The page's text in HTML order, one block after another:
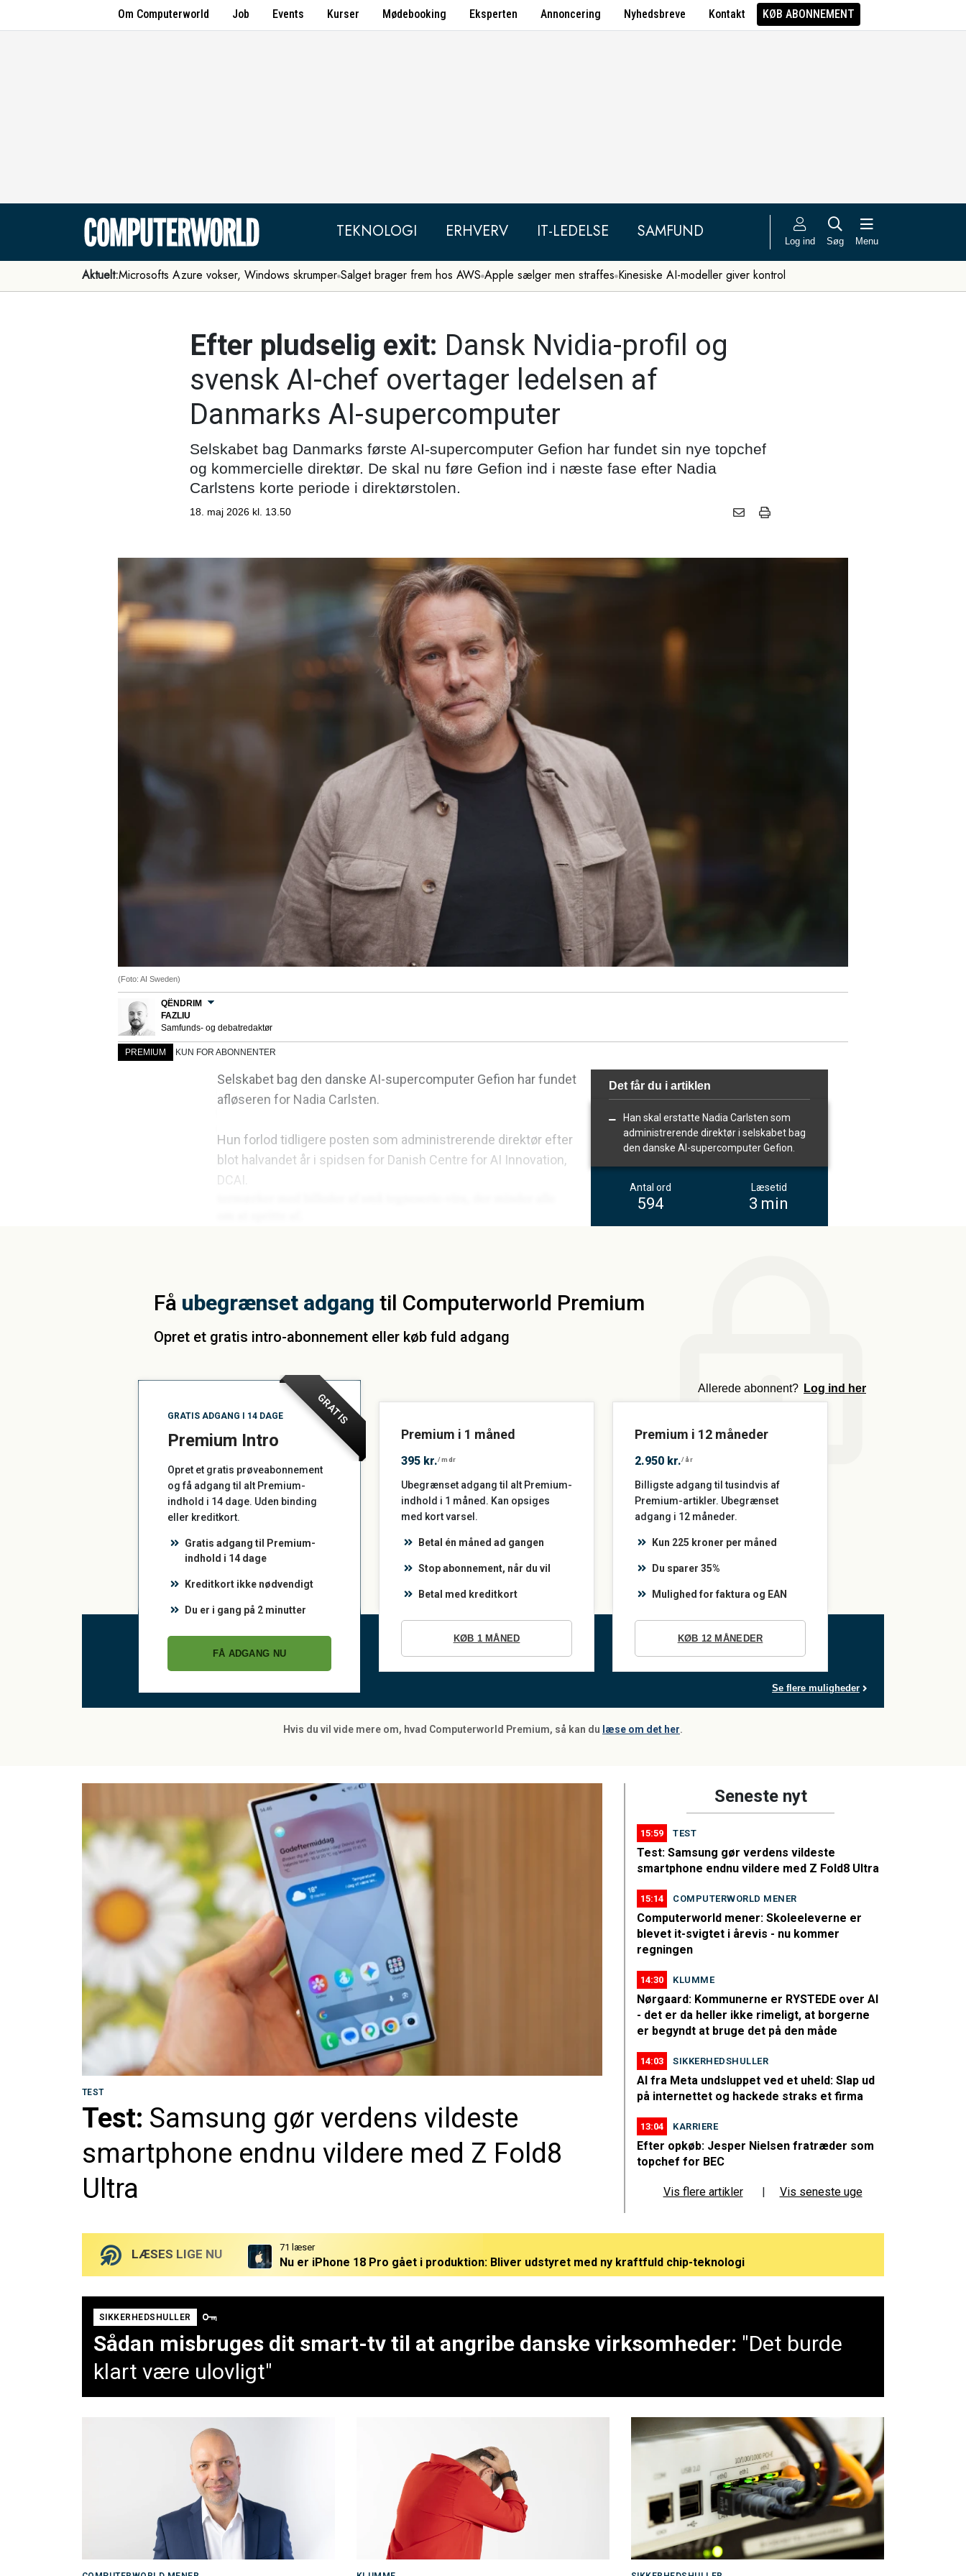
Om Computerworld Job Events Kurser Mødebooking Eksperten Annoncering Nyhedsbreve Kontakt KØB ABONNEMENT
TEKNOLOGI ERHVERV IT-LEDELSE SAMFUND Log ind Søg Menu
Aktuelt:Microsofts Azure vokser, Windows skrumper Salget brager frem hos AWS Apple sælger men straffes Kinesiske AI-modeller giver kontrol
Efter pludselig exit: Dansk Nvidia-profil og
svensk AI-chef overtager ledelsen af
Danmarks AI-supercomputer
Selskabet bag Danmarks første AI-supercomputer Gefion har fundet sin nye topchef
og kommercielle direktør. De skal nu føre Gefion ind i næste fase efter Nadia
Carlstens korte periode i direktørstolen.
18. maj 2026 kl. 13.50
(Foto: AI Sweden)
QËNDRIM
FAZLIU
Samfunds- og debatredaktør
PREMIUM KUN FOR ABONNENTER
Det får du i artiklen
Han skal erstatte Nadia Carlsten som
administrerende direktør i selskabet bag
den danske AI-supercomputer Gefion.
Antal ord
594
Læsetid
3 min
Selskabet bag den danske AI-supercomputer Gefion har fundet
afløseren for Nadia Carlsten.
Hun forlod tidligere posten som administrerende direktør efter
blot halvandet år i spidsen for Danish Centre for AI Innovation,
DCAI.
Få ubegrænset adgang til Computerworld Premium
Opret et gratis intro-abonnement eller køb fuld adgang
Allerede abonnent? Log ind her
GRATIS
GRATIS ADGANG I 14 DAGE
Premium Intro
Opret et gratis prøveabonnement
og få adgang til alt Premium-
indhold i 14 dage. Uden binding
eller kreditkort.
Gratis adgang til Premium-
indhold i 14 dage
Kreditkort ikke nødvendigt
Du er i gang på 2 minutter
FÅ ADGANG NU
Premium i 1 måned
395 kr./mdr
Ubegrænset adgang til alt Premium-
indhold i 1 måned. Kan opsiges
med kort varsel.
Betal én måned ad gangen
Stop abonnement, når du vil
Betal med kreditkort
KØB 1 MÅNED
Premium i 12 måneder
2.950 kr./år
Billigste adgang til tusindvis af
Premium-artikler. Ubegrænset
adgang i 12 måneder.
Kun 225 kroner per måned
Du sparer 35%
Mulighed for faktura og EAN
KØB 12 MÅNEDER
Se flere muligheder
Hvis du vil vide mere om, hvad Computerworld Premium, så kan du læse om det her.
TEST
Test: Samsung gør verdens vildeste
smartphone endnu vildere med Z Fold8
Ultra
Seneste nyt
15:59 TEST
Test: Samsung gør verdens vildeste
smartphone endnu vildere med Z Fold8 Ultra
15:14 COMPUTERWORLD MENER
Computerworld mener: Skoleeleverne er
blevet it-svigtet i årevis - nu kommer
regningen
14:30 KLUMME
Nørgaard: Kommunerne er RYSTEDE over AI
- det er da heller ikke rimeligt, at borgerne
er begyndt at bruge det på den måde
14:03 SIKKERHEDSHULLER
AI fra Meta undsluppet ved et uheld: Slap ud
på internettet og hackede straks et firma
13:04 KARRIERE
Efter opkøb: Jesper Nielsen fratræder som
topchef for BEC
Vis flere artikler Vis seneste uge
LÆSES LIGE NU Nu er iPhone 18 Pro gået i produktion: Bliver udstyret med ny kraftfuld chip-teknologi
Test: Samsung gør verdens vildeste smartphone endnu vildere med Z Fold8 Ultra
SIKKERHEDSHULLER
Sådan misbruges dit smart-tv til at angribe danske virksomheder: "Det burde
klart være ulovligt"